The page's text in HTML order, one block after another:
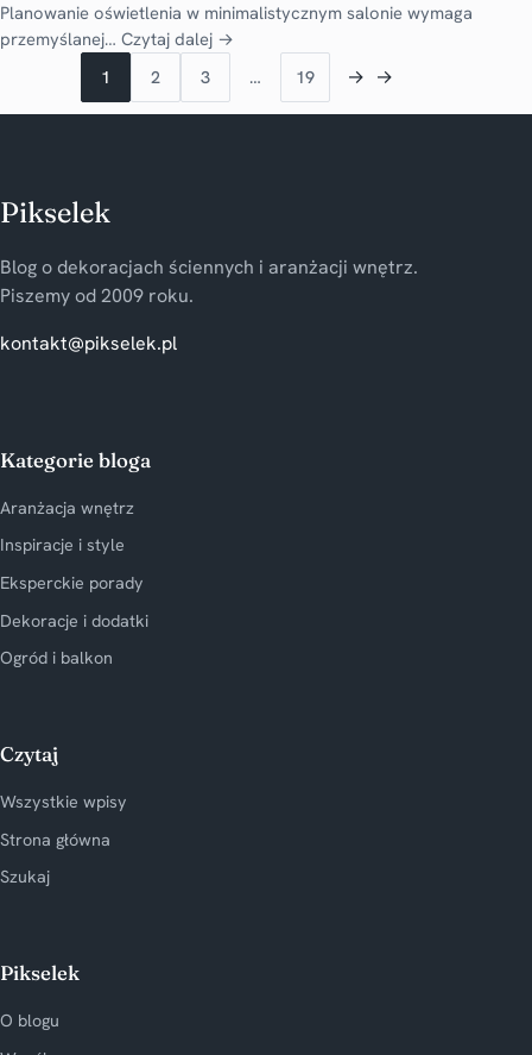
Planowanie oświetlenia w minimalistycznym salonie wymaga
przemyślanej… Czytaj dalej →
1 2 3 … 19 → →
Pikselek
Blog o dekoracjach ściennych i aranżacji wnętrz.
Piszemy od 2009 roku.
kontakt@pikselek.pl
Kategorie bloga
Aranżacja wnętrz
Inspiracje i style
Eksperckie porady
Dekoracje i dodatki
Ogród i balkon
Czytaj
Wszystkie wpisy
Strona główna
Szukaj
Pikselek
O blogu